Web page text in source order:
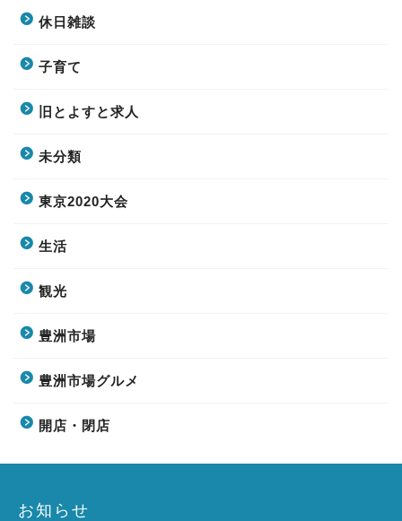
休日雑談
子育て
旧とよすと求人
未分類
東京2020大会
生活
観光
豊洲市場
豊洲市場グルメ
開店・閉店
お知らせ